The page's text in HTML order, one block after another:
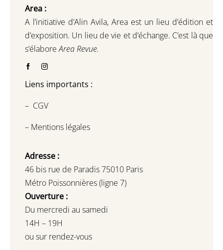
Area :
A l’initiative d’Alin Avila, Area est un lieu d’édition et
d’exposition. Un lieu de vie et d’échange. C’est là que
s’élaboreArea Revue.
Liens importants :
– CGV
– Mentions légales
Adresse :
46 bis rue de Paradis 75010 Paris
Métro Poissonnières (ligne 7)
Ouverture :
Du mercredi au samedi
14H – 19H
ou sur rendez-vous